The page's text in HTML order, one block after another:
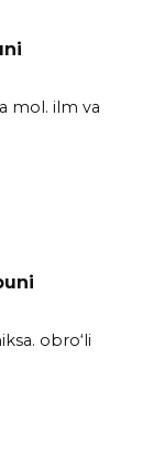
mol. ilm va
obro‘li